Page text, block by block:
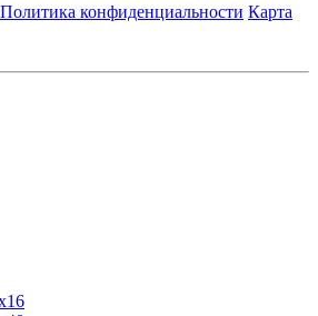
Политика конфиденциальности Карта